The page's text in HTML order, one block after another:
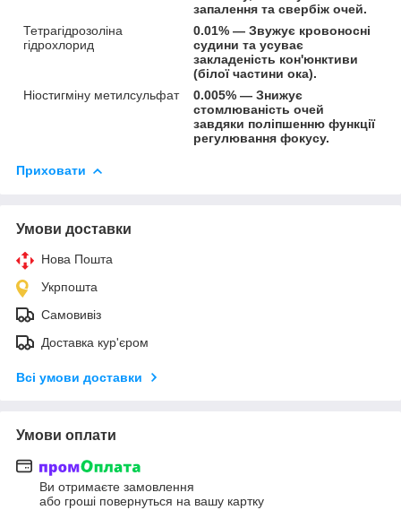
запалення та свербіж очей.
Тетрагідрозоліна
гідрохлорид
0.01% — Звужує кровоносні
судини та усуває
закладеність кон'юнктиви
(білої частини ока).
Ніостигміну метилсульфат
0.005% — Знижує
стомлюваність очей
завдяки поліпшенню функції
регулювання фокусу.
Приховати
Умови доставки
Нова Пошта
Укрпошта
Самовивіз
Доставка кур'єром
Всі умови доставки
Умови оплати
Ви отримаєте замовлення
або гроші повернуться на вашу картку